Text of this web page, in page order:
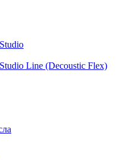
Line (Decoustic Flex)